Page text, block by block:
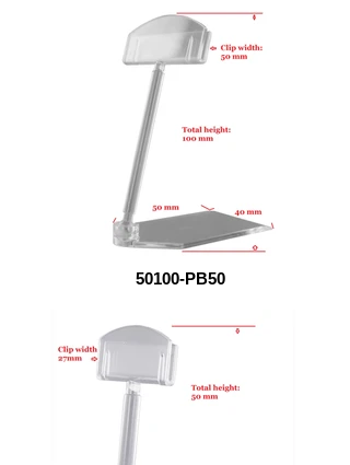
50100-PB50